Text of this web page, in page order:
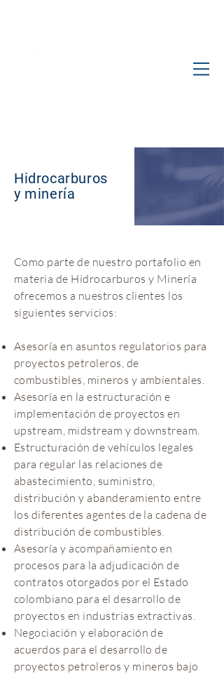
Hidrocarburos
y minería
Como parte de nuestro portafolio en
materia de Hidrocarburos y Minería
ofrecemos a nuestros clientes los
siguientes servicios:
Asesoría en asuntos regulatorios para
proyectos petroleros, de
combustibles, mineros y ambientales.
Asesoría en la estructuración e
implementación de proyectos en
upstream, midstream y downstream.
Estructuración de vehículos legales
para regular las relaciones de
abastecimiento, suministro,
distribución y abanderamiento entre
los diferentes agentes de la cadena de
distribución de combustibles.
Asesoría y acompañamiento en
procesos para la adjudicación de
contratos otorgados por el Estado
colombiano para el desarrollo de
proyectos en industrias extractivas.
Negociación y elaboración de
acuerdos para el desarrollo de
proyectos petroleros y mineros bajo